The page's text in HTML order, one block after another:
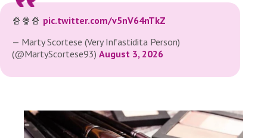
🍿🍿🍿 pic.twitter.com/v5nV64nTkZ
— Marty Scortese (Very Infastidita Person)
(@MartyScortese93) August 3, 2026